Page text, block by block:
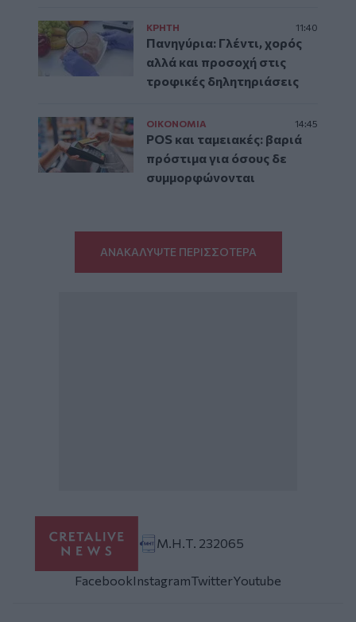
ΚΡΗΤΗ 11:40
Πανηγύρια: Γλέντι, χορός
αλλά και προσοχή στις
τροφικές δηλητηριάσεις
ΟΙΚΟΝΟΜΙΑ 14:45
POS και ταμειακές: βαριά
πρόστιμα για όσους δε
συμμορφώνονται
ΑΝΑΚΑΛΥΨΤΕ ΠΕΡΙΣΣΟΤΕΡΑ
Μ.Η.Τ. 232065
FacebookInstagramTwitterYoutube